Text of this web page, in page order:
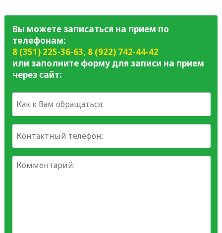
Вы можете записаться на прием по
телефонам:
8 (351) 225-36-63, 8 (922) 742-44-42
или заполните форму для записи на прием
через сайт: